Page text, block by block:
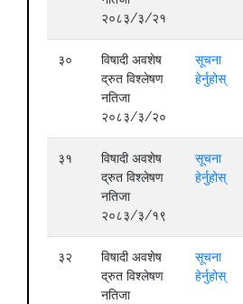
२०८३/३/२१
३०
विषादी अवशेष
द्रुत विश्लेषण
नतिजा
२०८३/३/२०
सूचना
हेर्नुहोस्
३१
विषादी अवशेष
द्रुत विश्लेषण
नतिजा
२०८३/३/१९
सूचना
हेर्नुहोस्
३२
विषादी अवशेष
द्रुत विश्लेषण
नतिजा
सूचना
हेर्नुहोस्